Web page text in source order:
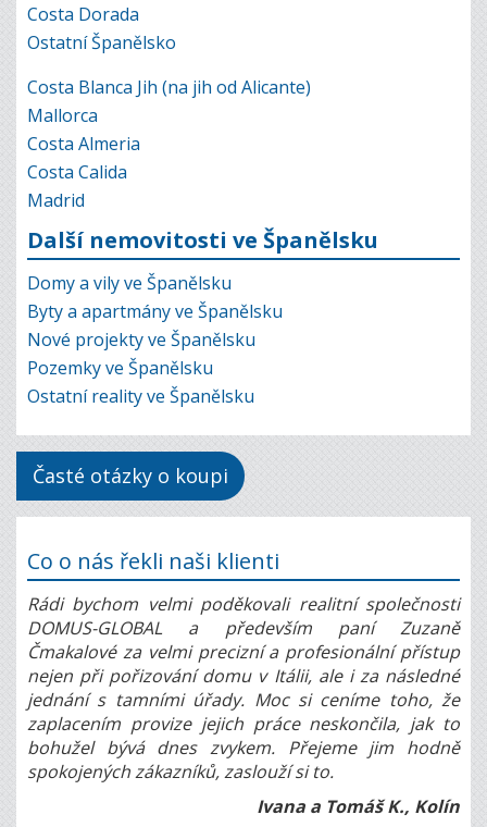
Costa Dorada
Ostatní Španělsko
Costa Blanca Jih (na jih od Alicante)
Mallorca
Costa Almeria
Costa Calida
Madrid
Další nemovitosti ve Španělsku
Domy a vily ve Španělsku
Byty a apartmány ve Španělsku
Nové projekty ve Španělsku
Pozemky ve Španělsku
Ostatní reality ve Španělsku
Časté otázky o koupi
Co o nás řekli naši klienti
Rádi bychom velmi poděkovali realitní společnosti
DOMUS-GLOBAL a především paní Zuzaně
Čmakalové za velmi precizní a profesionální přístup
nejen při pořizování domu v Itálii, ale i za následné
jednání s tamními úřady. Moc si ceníme toho, že
zaplacením provize jejich práce neskončila, jak to
bohužel bývá dnes zvykem. Přejeme jim hodně
spokojených zákazníků, zaslouží si to.
Ivana a Tomáš K., Kolín